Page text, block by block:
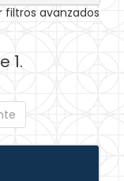
filtros avanzados
1.